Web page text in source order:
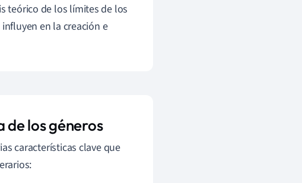
teórico de los límites de los
en la creación e
los géneros
características clave que